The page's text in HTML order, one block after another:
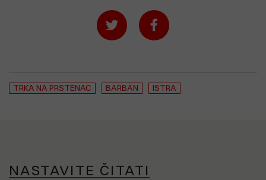
TRKA NA PRSTENAC BARBAN ISTRA
NASTAVITE ČITATI